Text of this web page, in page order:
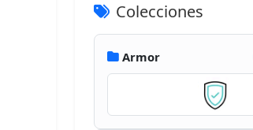
Colecciones
Armor